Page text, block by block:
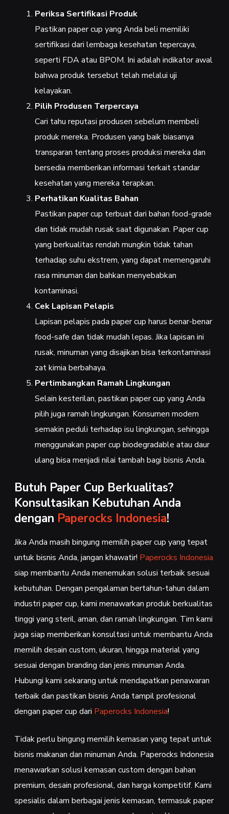
Periksa Sertifikasi Produk
Pastikan paper cup yang Anda beli memiliki
sertifikasi dari lembaga kesehatan tepercaya,
seperti FDA atau BPOM. Ini adalah indikator awal
bahwa produk tersebut telah melalui uji
kelayakan.
Pilih Produsen Terpercaya
Cari tahu reputasi produsen sebelum membeli
produk mereka. Produsen yang baik biasanya
transparan tentang proses produksi mereka dan
bersedia memberikan informasi terkait standar
kesehatan yang mereka terapkan.
Perhatikan Kualitas Bahan
Pastikan paper cup terbuat dari bahan food-grade
dan tidak mudah rusak saat digunakan. Paper cup
yang berkualitas rendah mungkin tidak tahan
terhadap suhu ekstrem, yang dapat memengaruhi
rasa minuman dan bahkan menyebabkan
kontaminasi.
Cek Lapisan Pelapis
Lapisan pelapis pada paper cup harus benar-benar
food-safe dan tidak mudah lepas. Jika lapisan ini
rusak, minuman yang disajikan bisa terkontaminasi
zat kimia berbahaya.
Pertimbangkan Ramah Lingkungan
Selain kesterilan, pastikan paper cup yang Anda
pilih juga ramah lingkungan. Konsumen modern
semakin peduli terhadap isu lingkungan, sehingga
menggunakan paper cup biodegradable atau daur
ulang bisa menjadi nilai tambah bagi bisnis Anda.
Butuh Paper Cup Berkualitas?
Konsultasikan Kebutuhan Anda
dengan Paperocks Indonesia!
Jika Anda masih bingung memilih paper cup yang tepat
untuk bisnis Anda, jangan khawatir! Paperocks Indonesia
siap membantu Anda menemukan solusi terbaik sesuai
kebutuhan. Dengan pengalaman bertahun-tahun dalam
industri paper cup, kami menawarkan produk berkualitas
tinggi yang steril, aman, dan ramah lingkungan. Tim kami
juga siap memberikan konsultasi untuk membantu Anda
memilih desain custom, ukuran, hingga material yang
sesuai dengan branding dan jenis minuman Anda.
Hubungi kami sekarang untuk mendapatkan penawaran
terbaik dan pastikan bisnis Anda tampil profesional
dengan paper cup dari Paperocks Indonesia!
Tidak perlu bingung memilih kemasan yang tepat untuk
bisnis makanan dan minuman Anda. Paperocks Indonesia
menawarkan solusi kemasan custom dengan bahan
premium, desain profesional, dan harga kompetitif. Kami
spesialis dalam berbagai jenis kemasan, termasuk paper